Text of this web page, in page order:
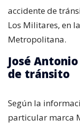
accidente de
Los Militares, en
Metropolitana.
José
de tránsito
Según la
particular marca